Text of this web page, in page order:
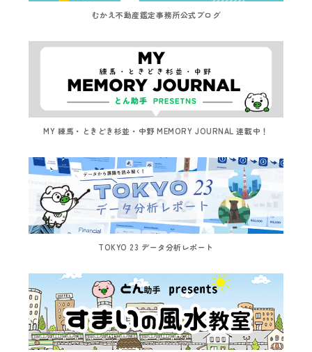
むかえ不動産鑑定事務所公式ブログ
MY 練馬・ときどき杉並・中野 MEMORY JOURNAL 連載中！
TOKYO 23 データ分析レポート